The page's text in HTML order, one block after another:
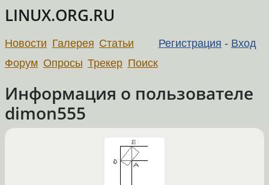
LINUX.ORG.RU
Регистрация - Вход
Новости Галерея Статьи
Форум Опросы Трекер Поиск
Информация о пользователе
dimon555